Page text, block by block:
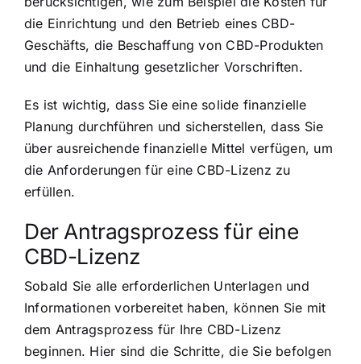
die Einrichtung und den Betrieb eines CBD-
Geschäfts, die Beschaffung von CBD-Produkten
und die Einhaltung gesetzlicher Vorschriften.
Es ist wichtig, dass Sie eine solide finanzielle
Planung durchführen und sicherstellen, dass Sie
über ausreichende finanzielle Mittel verfügen, um
die Anforderungen für eine CBD-Lizenz zu
erfüllen.
Der Antragsprozess für eine
CBD-Lizenz
Sobald Sie alle erforderlichen Unterlagen und
Informationen vorbereitet haben, können Sie mit
dem Antragsprozess für Ihre CBD-Lizenz
beginnen. Hier sind die Schritte, die Sie befolgen